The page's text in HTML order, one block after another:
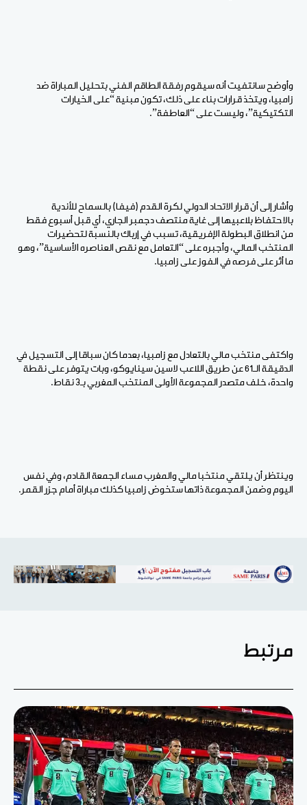
وأوضح سانتفيت أنه سيقوم رفقة الطاقم الفني بتحليل المباراة ضد
زامبيا، ويتخذ قرارات بناء على ذلك، تكون مبنية “على الخيارات
التكتيكية”، وليست على “العاطفة”.
وأشار إلى أن قرار الاتحاد الدولي لكرة القدم (فيفا) بالسماح للأندية
بالاحتفاظ بلاعبيها إلى غاية منتصف دجمبر الجاري، أي قبل أسبوع فقط
من انطلاق البطولة الإفريقية، تسبب في إرباك بالنسبة لتحضيرات
المنتخب المالي، وأجبره على “التعامل مع نقص العناصره الأساسية”، وهو
ما أثر على فرصه في الفوز على زامبيا.
واكتفى منتخب مالي بالتعادل مع زامبيا، بعدما كان سباقا إلى التسجيل في
الدقيقة الـ61 عن طريق اللاعب لاسين سينايوكو، وبات يتوفر على نقطة
واحدة، خلف متصدر المجموعة الأولى المنتخب المغربي بـ3 نقاط.
وينتظر أن يلتقي منتخبا مالي والمغرب مساء الجمعة القادم، وفي نفس
اليوم وضمن المجموعة ذاتها ستخوض زامبيا كذلك مباراة أمام جزر القمر.
مرتبط